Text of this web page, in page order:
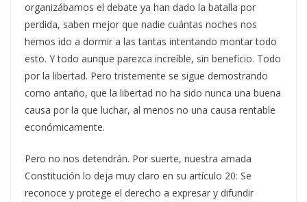
organizábamos el debate ya han dado la batalla por
perdida, saben mejor que nadie cuántas noches nos
hemos ido a dormir a las tantas intentando montar todo
esto. Y todo aunque parezca increíble, sin beneficio. Todo
por la libertad. Pero tristemente se sigue demostrando
como antaño, que la libertad no ha sido nunca una buena
causa por la que luchar, al menos no una causa rentable
económicamente.
Pero no nos detendrán. Por suerte, nuestra amada
Constitución lo deja muy claro en su artículo 20: Se
reconoce y protege el derecho a expresar y difundir